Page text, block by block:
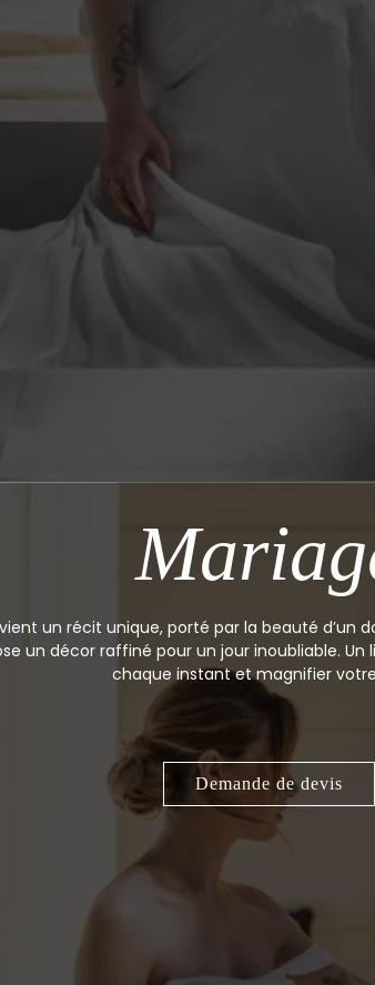
un récit unique, porté par la beauté d’un
un décor raffiné pour un jour inoubliable. Un
chaque instant et magnifier
Demande de devis